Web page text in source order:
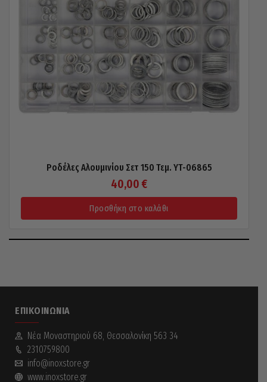
Ροδέλες Αλουμινίου Σετ 150 Τεμ. YT-06865
40,00 €
Προσθήκη στο καλάθι
ΕΠΙΚΟΙΝΩΝΊΑ
Νέα Mοναστηριού 68, Θεσσαλονίκη 563 34
2310759800
info@inoxstore.gr
www.inoxstore.gr